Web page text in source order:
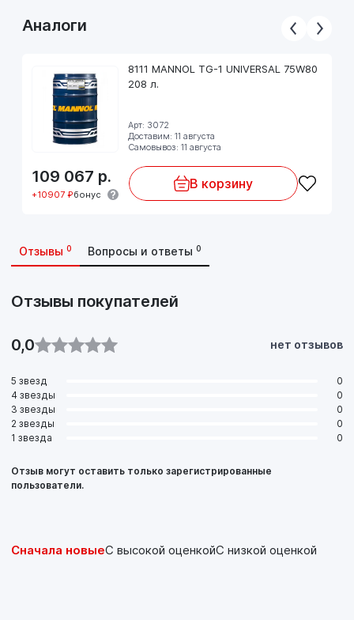
- Снижает шум.
HYUNDAI, KIA где требуется соответствие требованиям
ATF SP-III. Заменяет жидкости предыдущих поколений SP и
SP-II Fluid.
Цвет: красный.
Соблюдайте предписания производителя, указанные в
руководстве по эксплуатации!
Аналоги
8111 MANNOL TG-1 UNIVERSAL 75W80
208 л.
Арт: 3072
Доставим: 11 августа
Самовывоз: 11 августа
109 067 р.
+10907 ₽бонус
В корзину
Отзывы 0 Вопросы и ответы 0
Отзывы покупателей
0,0 нет отзывов
5 звезд
0
4 звезды
0
3 звезды
0
2 звезды
0
1 звезда
0
Отзыв могут оставить только зарегистрированные
пользователи.
Сначала новыеС высокой оценкойС низкой оценкой